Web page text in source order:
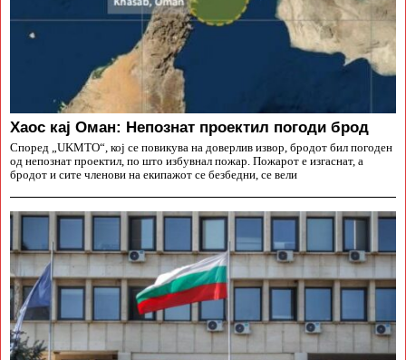
Хаос кај Оман: Непознат проектил погоди брод
Според „UKMTO“, кој се повикува на доверлив извор, бродот бил погоден
од непознат проектил, по што избувнал пожар. Пожарот е изгаснат, а
бродот и сите членови на екипажот се безбедни, се вели